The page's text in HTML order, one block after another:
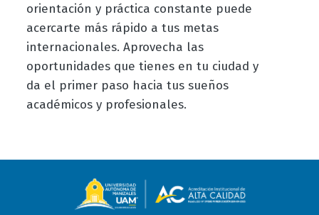
orientación y práctica constante puede
acercarte más rápido a tus metas
internacionales. Aprovecha las
oportunidades que tienes en tu ciudad y
da el primer paso hacia tus sueños
académicos y profesionales.